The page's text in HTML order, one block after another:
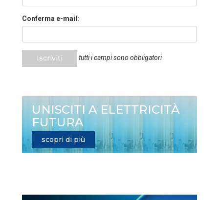
Conferma e-mail:
Iscriviti tutti i campi sono obbligatori
UNISCITI A ELETTRICITÀ
FUTURA
scopri di più